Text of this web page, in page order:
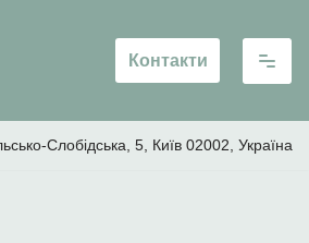
Контакти
Слобідська, 5, Київ 02002, Україна